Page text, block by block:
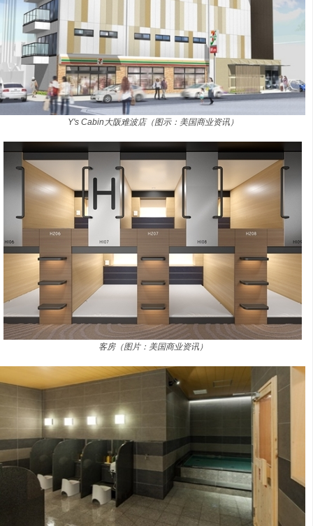
Y's Cabin大阪难波店（图示：美国商业资讯）
客房（图片：美国商业资讯）